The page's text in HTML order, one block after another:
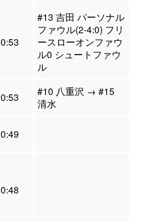
0:53
#13 吉田 パーソナル
ファウル(2-4:0) フリ
ースローオンファウ
ル0 シュートファウ
ル
0:53
#10 八重沢 → #15
清水
0:49
0:48